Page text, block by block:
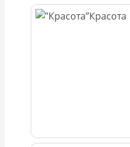
Красота